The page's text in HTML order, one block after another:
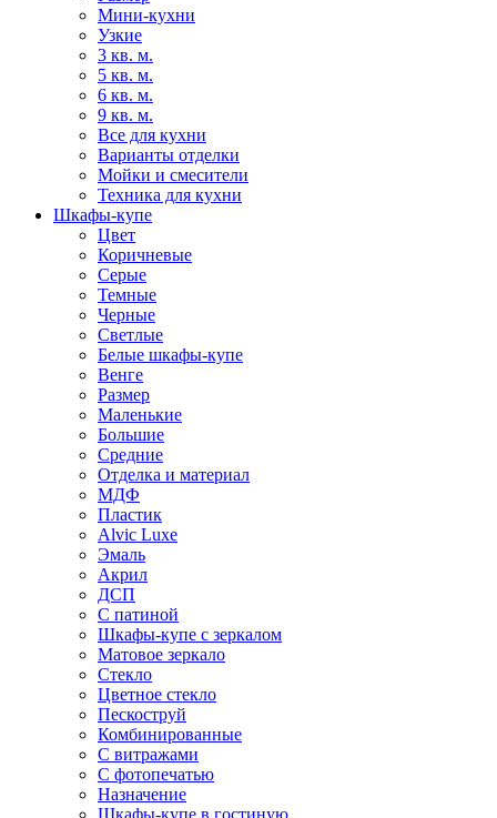
Мини-кухни
Узкие
3 кв. м.
5 кв. м.
6 кв. м.
9 кв. м.
Все для кухни
Варианты отделки
Мойки и смесители
Техника для кухни
Шкафы-купе
Цвет
Коричневые
Серые
Темные
Черные
Светлые
Белые шкафы-купе
Венге
Размер
Маленькие
Большие
Средние
Отделка и материал
МДФ
Пластик
Alvic Luxe
Эмаль
Акрил
ДСП
С патиной
Шкафы-купе с зеркалом
Матовое зеркало
Стекло
Цветное стекло
Пескоструй
Комбинированные
С витражами
С фотопечатью
Назначение
Шкафы-купе в гостиную